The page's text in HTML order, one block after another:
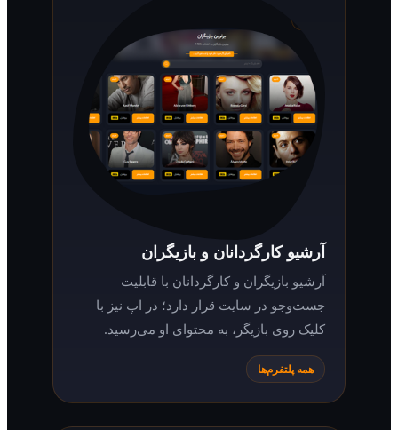
آرشیو کارگردانان و بازیگران
آرشیو بازیگران و کارگردانان با قابلیت
جست‌وجو در سایت قرار دارد؛ در اپ نیز با
کلیک روی بازیگر، به محتوای او می‌رسید.
همه پلتفرم‌ها